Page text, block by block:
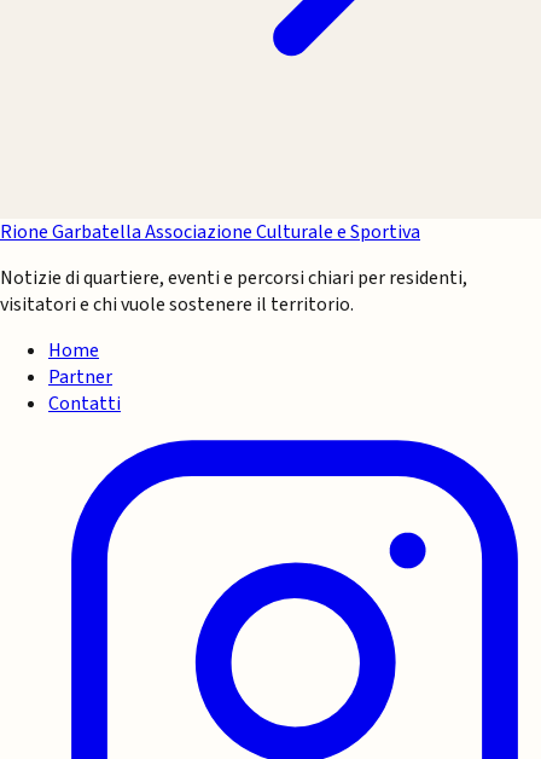
Rione GarbatellaAssociazione Culturale e Sportiva
Notizie di quartiere, eventi e percorsi chiari per residenti,
visitatori e chi vuole sostenere il territorio.
Home
Partner
Contatti